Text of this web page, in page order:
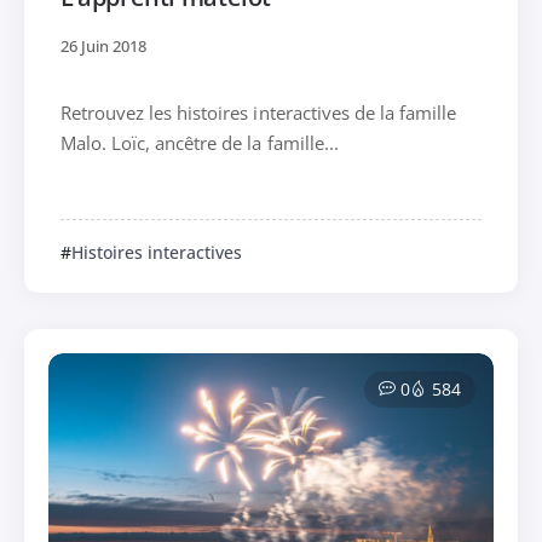
26 Juin 2018
Retrouvez les histoires interactives de la famille
Malo. Loïc, ancêtre de la famille...
Histoires interactives
0 584